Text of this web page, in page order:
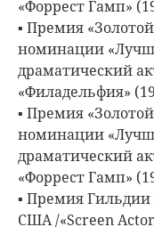
«Форрест Гамп»
▪ Премия «Золотой
номинации
драматический
«Филадельфия»
▪ Премия «Золотой
номинации
драматический
«Форрест Гамп»
▪ Премия Гильдии
США /«Screen